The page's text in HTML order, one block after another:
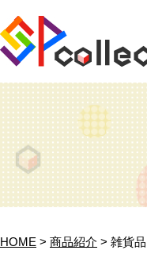
HOME > 商品紹介 > 雑貨品